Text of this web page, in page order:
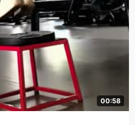
00:58